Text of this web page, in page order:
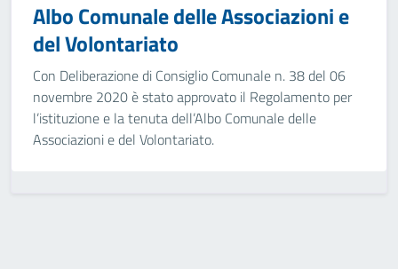
Albo Comunale delle Associazioni e
del Volontariato
Con Deliberazione di Consiglio Comunale n. 38 del 06
novembre 2020 è stato approvato il Regolamento per
l’istituzione e la tenuta dell’Albo Comunale delle
Associazioni e del Volontariato.